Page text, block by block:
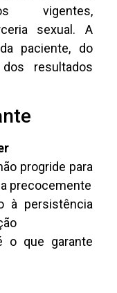
vigentes,
sexual. A
paciente, do
resultados
progride para
precocemente
à persistência
o que garante